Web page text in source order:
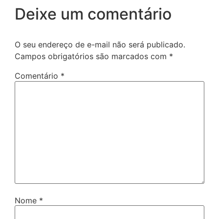
Deixe um comentário
O seu endereço de e-mail não será publicado.
Campos obrigatórios são marcados com *
Comentário *
Nome *